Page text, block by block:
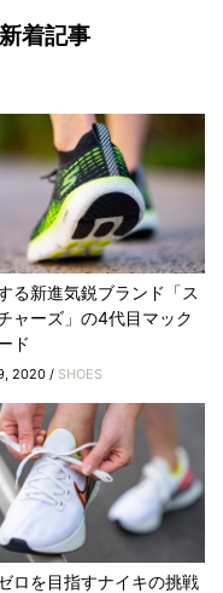
着記事
る新進気鋭ブランド「ス
ャーズ」の4代目マック
ド
2020 / SHOES
ロを目指すナイキの挑戦